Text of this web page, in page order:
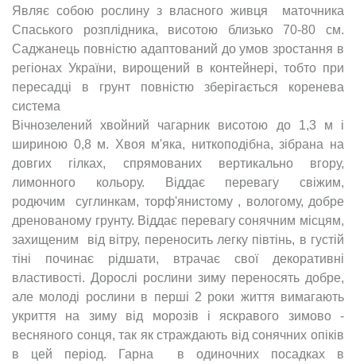
Являє собою рослину з власного живця маточника
Спаського розплідника, висотою близько 70-80 см.
Саджанець повністю адаптований до умов зростання в
регіонах України, вирощений в контейнері, тобто при
пересадці в грунт повністю зберігається коренева
Вічнозелений хвойний чагарник висотою до 1,3 м і
шириною 0,8 м. Хвоя м'яка, ниткоподібна, зібрана на
довгих гілках, спрямованих вертикально вгору,
лимонного кольору. Віддає перевагу свіжим,
родючим суглинкам, торф'янистому , вологому, добре
дренованому грунту. Віддає перевагу сонячним місцям,
захищеним від вітру, переносить легку півтінь, в густій
тіні починає рідшати, втрачає свої декоративні
властивості. Дорослі рослини зиму переносять добре,
але молоді рослини в перші 2 роки життя вимагають
укриття на зиму від морозів і яскравого зимово -
весняного сонця, так як страждають від сонячних опіків
в цей період. Гарна в одиночних посадках в